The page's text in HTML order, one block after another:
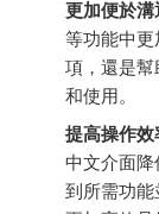
更加便於溝
等功能中
項，還是
和使用。
提高操作效
中文介面
到所需功能